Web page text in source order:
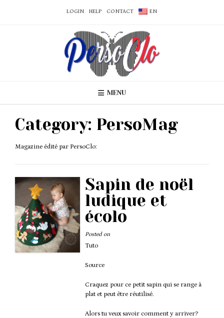
LOGIN HELP CONTACT EN
MENU
Category: PersoMag
Magazine édité par PersoClo:
Sapin de noël
ludique et
écolo
Posted on
Tuto
Source
Craquez pour ce petit sapin qui se range à
plat et peut être réutilisé.
Alors tu veux savoir comment y arriver?